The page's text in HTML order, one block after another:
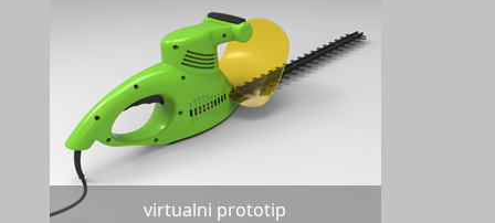
virtualni prototip